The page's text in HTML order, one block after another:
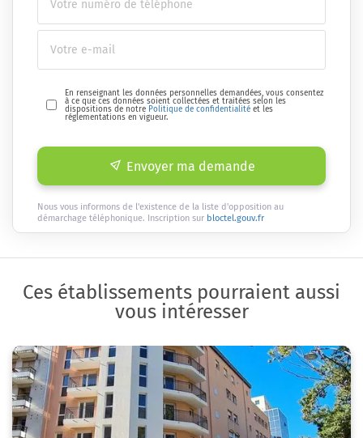
En renseignant les données personnelles demandées, vous consentez
à ce que ces données soient collectées et traitées selon les
dispositions de notre Politique de confidentialité et les
réglementations en vigueur.
Envoyer ma demande
Nous vous informons de l'existence de la liste d'opposition au
démarchage téléphonique. Inscription sur bloctel.gouv.fr
Ces établissements pourraient aussi
vous intéresser